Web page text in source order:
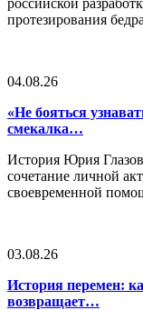
протезирования
04.08.26
«Не бояться
смекалка…
История Юрия
сочетание личной
своевременной
03.08.26
История перемен:
возвращает…